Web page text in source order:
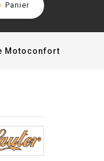
Panier
Motoconfort